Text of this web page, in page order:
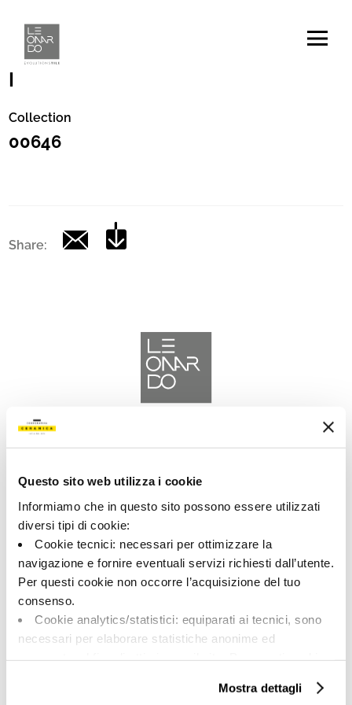
Questo sito web utilizza i cookie
Informiamo che in questo sito possono essere utilizzati
diversi tipi di cookie:
Cookie tecnici: necessari per ottimizzare la
navigazione e fornire eventuali servizi richiesti dall’utente.
Per questi cookie non occorre l’acquisizione del tuo
consenso.
Cookie analytics/statistici: equiparati ai tecnici, sono
necessari per elaborare statistiche anonime ed
Cookie di profilazione/marketing: sono utilizzati, solo
Mostra dettagli
Codice
|
Collection
00646
Share:
LEONARDO